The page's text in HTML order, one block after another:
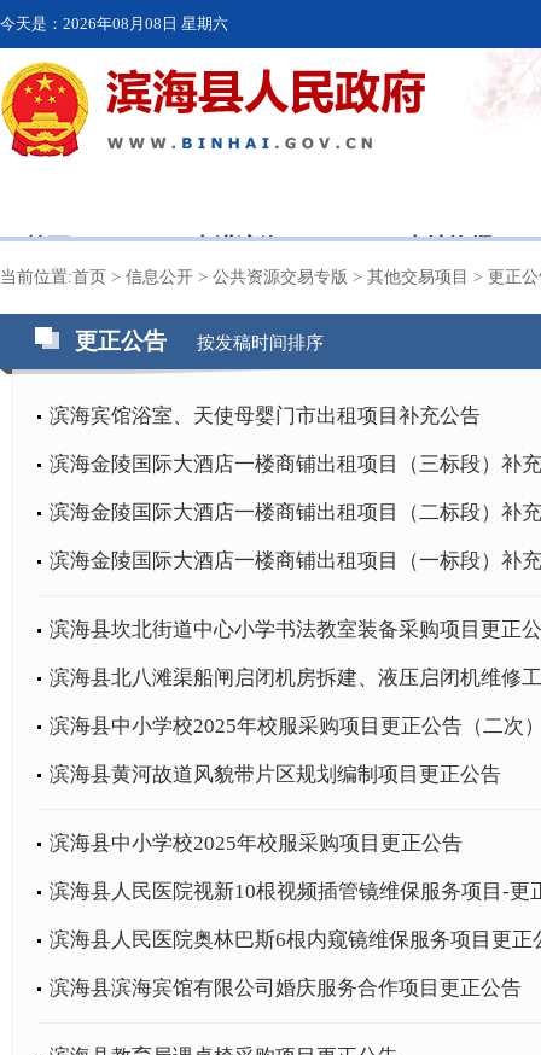
今天是： 2026年08月08日 星期六
首页 走进滨海 本地资讯
当前位置:首页 > 信息公开 > 公共资源交易专版 > 其他交易项目 > 更正
更正公告 按发稿时间排序
滨海宾馆浴室、天使母婴门市出租项目补充公告
滨海金陵国际大酒店一楼商铺出租项目（三标段）补
滨海金陵国际大酒店一楼商铺出租项目（二标段）补
滨海金陵国际大酒店一楼商铺出租项目（一标段）补
滨海县坎北街道中心小学书法教室装备采购项目更正
滨海县北八滩渠船闸启闭机房拆建、液压启闭机维修
滨海县中小学校2025年校服采购项目更正公告（二次
滨海县黄河故道风貌带片区规划编制项目更正公告
滨海县中小学校2025年校服采购项目更正公告
滨海县人民医院视新10根视频插管镜维保服务项目-更
滨海县人民医院奥林巴斯6根内窥镜维保服务项目更正
滨海县滨海宾馆有限公司婚庆服务合作项目更正公告